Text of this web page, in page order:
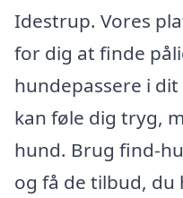
Idestrup. Vores
for dig at finde
hundepassere i
kan føle dig tryg,
hund. Brug find-
og få de tilbud, du